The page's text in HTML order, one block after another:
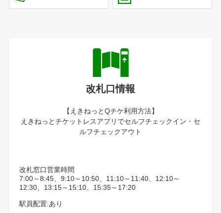
改札口情報
【えきねっとQチケ利用方法】
えきねっとチケットレスアプリでセルフチェックイン・セ
ルフチェックアウト
改札窓口営業時間
7:00～8:45、9:10～10:50、11:10～11:40、12:10～
12:30、13:15～15:10、15:35～17:20
駅員配置:あり